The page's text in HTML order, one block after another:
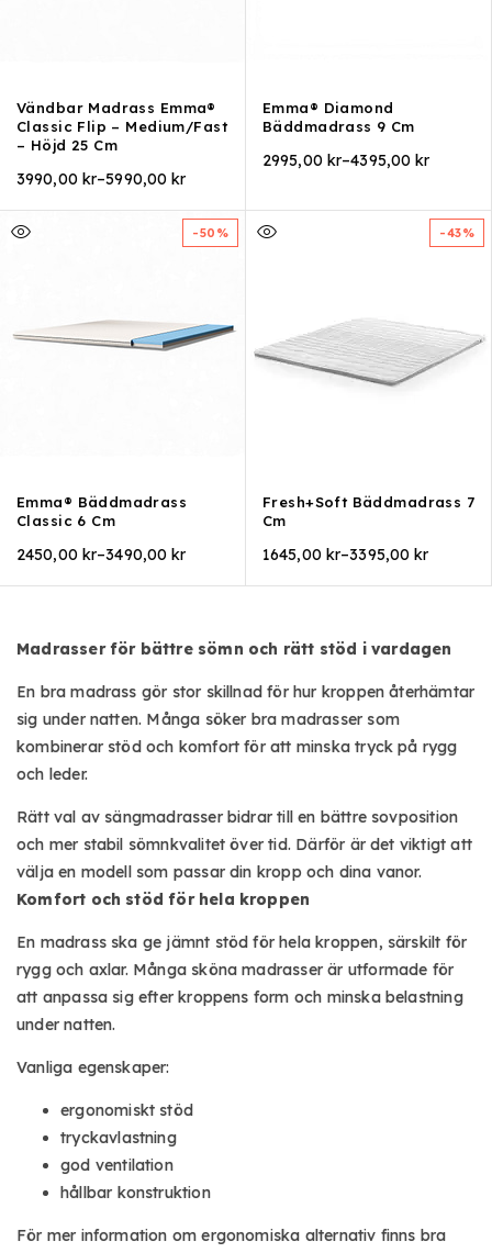
Vändbar Madrass Emma®
Classic Flip – Medium/Fast
– Höjd 25 Cm
3990,00 kr–5990,00kr
Emma® Diamond
Bäddmadrass 9 Cm
2995,00 kr–4395,00kr
-50%
Emma® Bäddmadrass
Classic 6 Cm
2450,00 kr–3490,00kr
-43%
Fresh+Soft Bäddmadrass 7
Cm
1645,00 kr–3395,00kr
Madrasser för bättre sömn och rätt stöd i vardagen
En bra madrass gör stor skillnad för hur kroppen återhämtar
sig under natten. Många söker bra madrasser som
kombinerar stöd och komfort för att minska tryck på rygg
och leder.
Rätt val av sängmadrasser bidrar till en bättre sovposition
och mer stabil sömnkvalitet över tid. Därför är det viktigt att
välja en modell som passar din kropp och dina vanor.
Komfort och stöd för hela kroppen
En madrass ska ge jämnt stöd för hela kroppen, särskilt för
rygg och axlar. Många sköna madrasser är utformade för
att anpassa sig efter kroppens form och minska belastning
under natten.
Vanliga egenskaper:
ergonomiskt stöd
tryckavlastning
god ventilation
hållbar konstruktion
För mer information om ergonomiska alternativ finns bra